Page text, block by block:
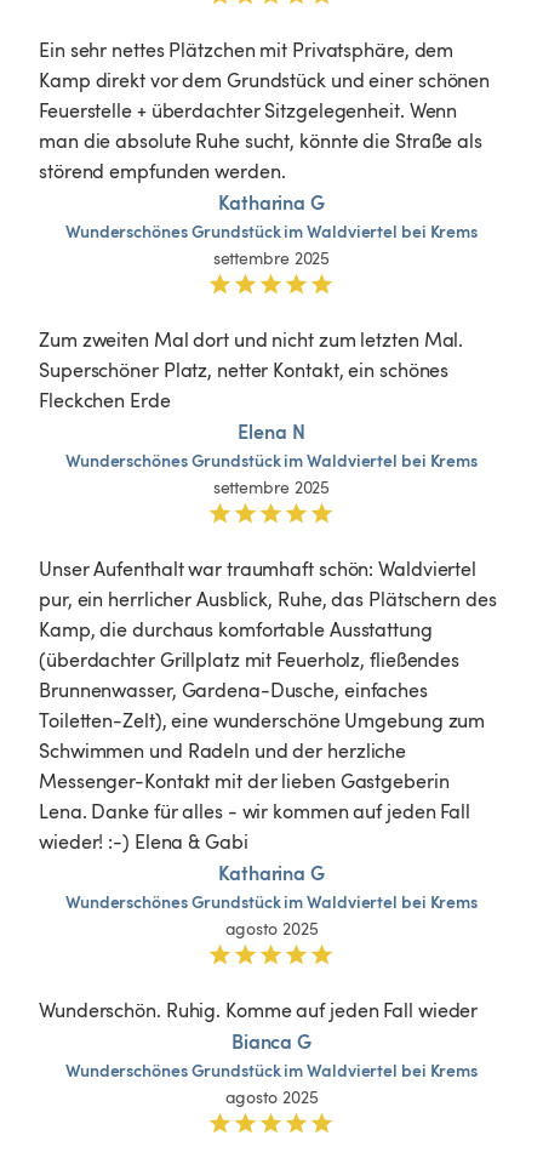
Ein sehr nettes Plätzchen mit Privatsphäre, dem
Kamp direkt vor dem Grundstück und einer schönen
Feuerstelle + überdachter Sitzgelegenheit. Wenn
man die absolute Ruhe sucht, könnte die Straße als
störend empfunden werden.
Katharina G
WunderschönesGrundstückimWaldviertel bei Krems
settembre 2025
Zum zweiten Mal dort und nicht zum letzten Mal.
Superschöner Platz, netter Kontakt, ein schönes
Fleckchen Erde
Elena N
WunderschönesGrundstückimWaldviertel bei Krems
settembre 2025
Unser Aufenthalt war traumhaft schön: Waldviertel
pur, ein herrlicher Ausblick, Ruhe, das Plätschern des
Kamp, die durchaus komfortable Ausstattung
(überdachter Grillplatz mit Feuerholz, fließendes
Brunnenwasser, Gardena-Dusche, einfaches
Toiletten-Zelt), eine wunderschöne Umgebung zum
Schwimmen und Radeln und der herzliche
Messenger-Kontakt mit der lieben Gastgeberin
Lena. Danke für alles - wir kommen auf jeden Fall
wieder! :-) Elena & Gabi
Katharina G
WunderschönesGrundstückimWaldviertel bei Krems
agosto 2025
Wunderschön. Ruhig. Komme auf jeden Fall wieder
Bianca G
WunderschönesGrundstückimWaldviertel bei Krems
agosto 2025